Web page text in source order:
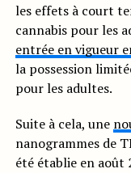
les effets à court
cannabis pour les
entrée en vigueur
la possession
pour les adultes.
Suite à cela, une
nanogrammes de
été établie en août